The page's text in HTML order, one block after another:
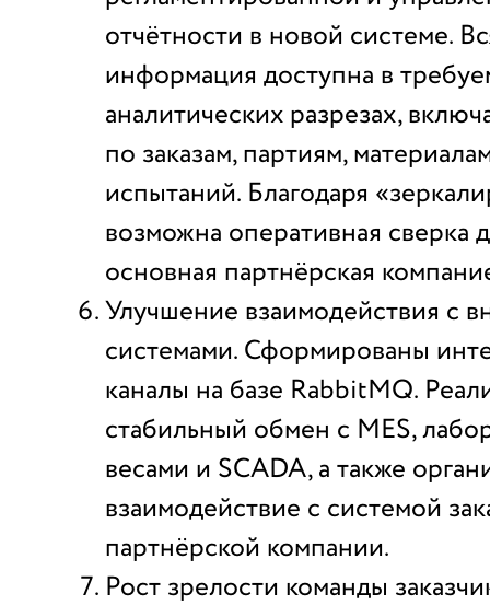
отчётности в новой системе.
информация доступна в
аналитических разрезах,
по заказам, партиям,
испытаний. Благодаря
возможна оперативная сверка
основная партнёрская
Улучшение взаимодействия с
системами. Сформированы
каналы на базе RabbitMQ.
стабильный обмен с MES,
весами и SCADA, а также
взаимодействие с системой
партнёрской компании.
Рост зрелости команды